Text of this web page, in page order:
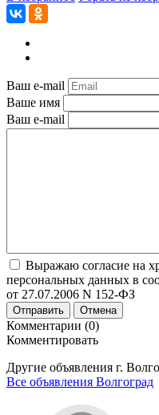
Ваш e-mail
Ваше имя
Ваш e-mail
Выражаю согласие на
персональных данных в
от 27.07.2006 N 152-ФЗ
Отправить Отмена
Комментарии (0)
Комментировать
Другие объявления г.
Все объявления Волгоград